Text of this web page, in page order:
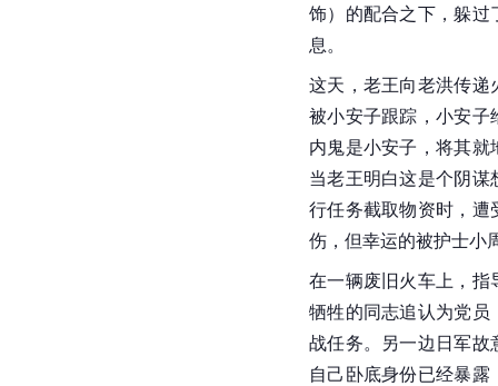
饰）的配合之下，躲过
息。
这天，老王向老洪传递
被小安子跟踪，小安子
内鬼是小安子，将其
当老王明白这是个阴
行任务截取物资时，遭
伤，但幸运的被护士小
在一辆废旧火车上，指
牺牲的同志追认为党员
战任务。另一边日军故
自己卧底身份已经暴